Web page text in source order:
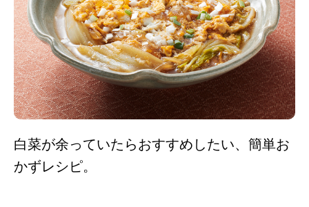
白菜が余っていたらおすすめしたい、簡単お
かずレシピ。